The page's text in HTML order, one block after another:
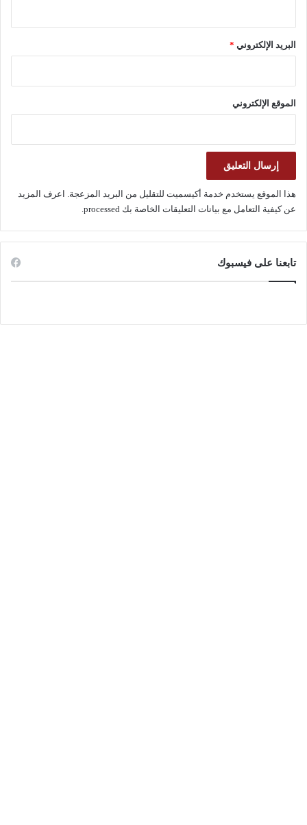
البريد الإلكتروني *
الموقع الإلكتروني
هذا الموقع يستخدم خدمة أكيسميت للتقليل من البريد المزعجة. اعرف المزيد
عن كيفية التعامل مع بيانات التعليقات الخاصة بك processed
.
تابعنا على فيسبوك